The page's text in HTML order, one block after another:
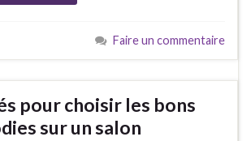
Faire un commentaire
pour choisir les bons
sur un salon